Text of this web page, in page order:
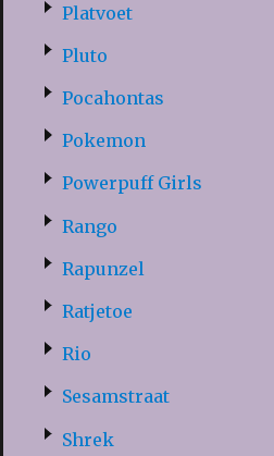
Platvoet
Pluto
Pocahontas
Pokemon
Powerpuff Girls
Rango
Rapunzel
Ratjetoe
Rio
Sesamstraat
Shrek